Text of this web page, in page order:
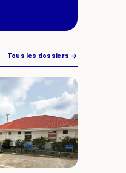
Tous les dossiers →